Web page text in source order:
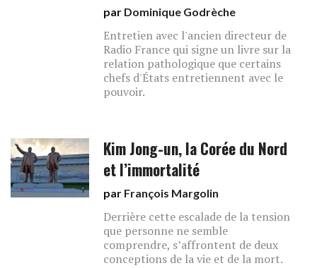
par Dominique Godrèche
Entretien avec l'ancien directeur de
Radio France qui signe un livre sur la
relation pathologique que certains
chefs d'États entretiennent avec le
pouvoir.
Kim Jong-un, la Corée du Nord
et l’immortalité
par François Margolin
Derrière cette escalade de la tension
que personne ne semble
comprendre, s’affrontent de deux
conceptions de la vie et de la mort.